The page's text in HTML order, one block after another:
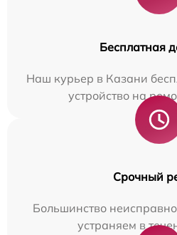
Бесплатная
Наш курьер в Казани
устройство на
Срочный
Большинство
устраняем в